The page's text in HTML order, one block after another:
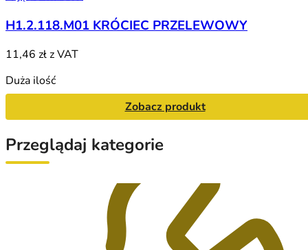
H1.2.118.M01 KRÓCIEC PRZELEWOWY
11,46 złz VAT
Duża ilość
Zobacz produkt
Przeglądaj kategorie